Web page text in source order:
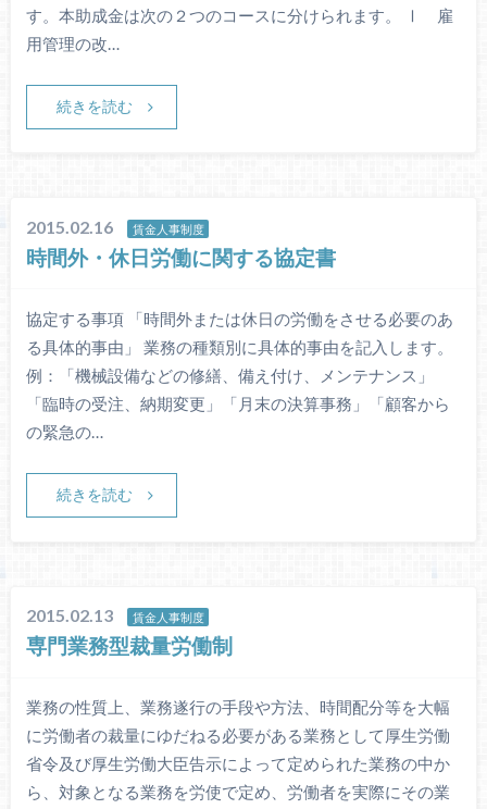
す。本助成金は次の２つのコースに分けられます。 Ⅰ 雇
用管理の改…
続きを読む
2015.02.16 賃金人事制度
時間外・休日労働に関する協定書
協定する事項 「時間外または休日の労働をさせる必要のあ
る具体的事由」 業務の種類別に具体的事由を記入します。
例：「機械設備などの修繕、備え付け、メンテナンス」
「臨時の受注、納期変更」「月末の決算事務」「顧客から
の緊急の…
続きを読む
2015.02.13 賃金人事制度
専門業務型裁量労働制
業務の性質上、業務遂行の手段や方法、時間配分等を大幅
に労働者の裁量にゆだねる必要がある業務として厚生労働
省令及び厚生労働大臣告示によって定められた業務の中か
ら、対象となる業務を労使で定め、労働者を実際にその業